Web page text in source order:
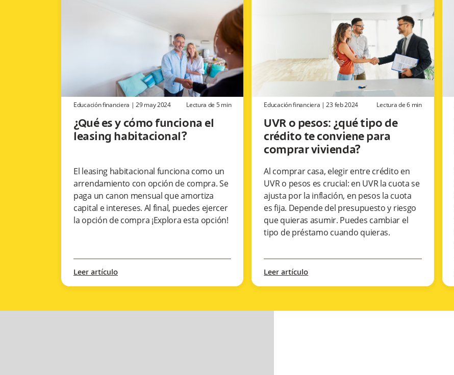
Educación financiera | 29 may 2024 Lectura de 5min
¿Qué es y cómo funciona el
leasing habitacional?
El leasing habitacional funciona como un
arrendamiento con opción de compra. Se
paga un canon mensual que amortiza
capital e intereses. Al final, puedes ejercer
la opción de compra ¡Explora esta opción!
Leer artículo
Educación financiera | 23 feb 2024 Lectura de6min
UVR o pesos: ¿qué tipo de
crédito te conviene para
comprar vivienda?
Al comprar casa, elegir entre crédito en
UVR o pesos es crucial: en UVR la cuota se
ajusta por la inflación, en pesos la cuota
es fija. Depende del presupuesto y riesgo
que quieras asumir. Puedes cambiar el
tipo de préstamo cuando quieras.
Leer artículo